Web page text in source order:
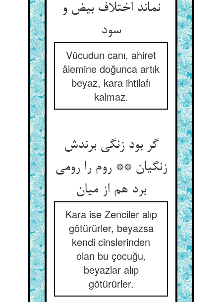
نماند اختلاف بیض و
سود
Vücudun canı, ahiret
âlemine doğunca artık
beyaz, kara ihtilafı
kalmaz.
گر بود زنگی برندش
زنگیان ** روم را رومی
Kara ise Zenciler alıp
götürürler, beyazsa
kendi cinslerinden
olan bu çocuğu,
beyazlar alıp
götürürler.